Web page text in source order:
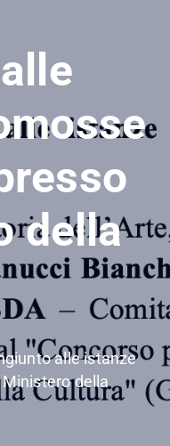
della
alle istanze
della